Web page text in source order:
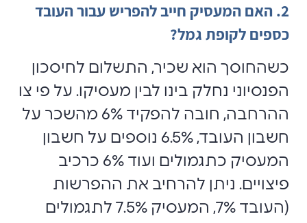
2. האם המעסיק חייב להפריש עבור העובד
כספים לקופת גמל?
כשהחוסך הוא שכיר, התשלום לחיסכון
הפנסיוני נחלק בינו לבין מעסיקו.על פי צו
ההרחבה, חובה להפקיד 6% מהשכר על
חשבון העובד, 6.5% נוספים על חשבון
המעסיק כתגמולים ועוד 6% כרכיב
פיצויים. ניתן להרחיב את ההפרשות
(העובד 7%, המעסיק 7.5% לתגמולים